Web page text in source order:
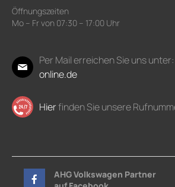
Öffnungszeiten
Mo – Fr von 07:30 – 17:00 Uhr
Per Mail erreichen Sie uns unter:
online.de
Hierfinden Sie unsere
AHG Volkswagen Partner